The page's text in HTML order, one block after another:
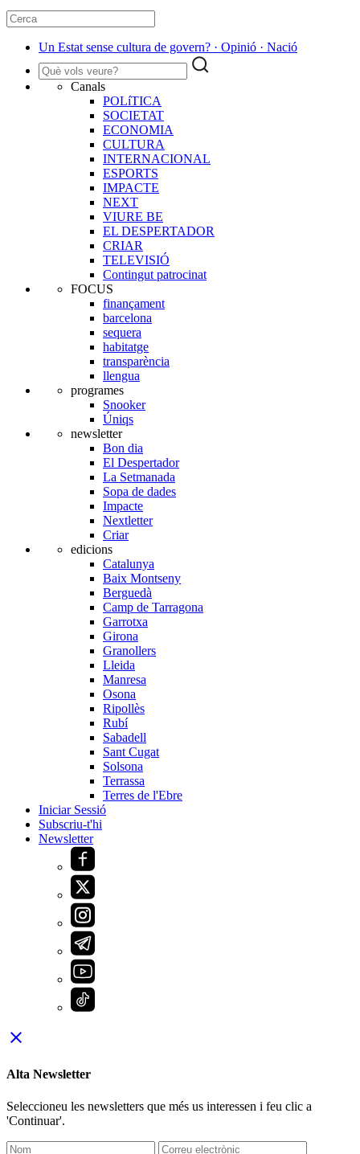
Un Estat sense cultura de govern? · Opinió · Nació
Canals
POLíTICA
SOCIETAT
ECONOMIA
CULTURA
INTERNACIONAL
ESPORTS
IMPACTE
NEXT
VIURE BE
EL DESPERTADOR
CRIAR
TELEVISIÓ
Contingut patrocinat
FOCUS
finançament
barcelona
sequera
habitatge
transparència
llengua
programes
Snooker
Úniqs
newsletter
Bon dia
El Despertador
La Setmanada
Sopa de dades
Impacte
Nextletter
Criar
edicions
Catalunya
Baix Montseny
Berguedà
Camp de Tarragona
Garrotxa
Girona
Granollers
Lleida
Manresa
Osona
Ripollès
Rubí
Sabadell
Sant Cugat
Solsona
Terrassa
Terres de l'Ebre
Iniciar Sessió
Subscriu-t'hi
Newsletter
close
Alta Newsletter
Seleccioneu les newsletters que més us interessen i feu clic a
'Continuar'.